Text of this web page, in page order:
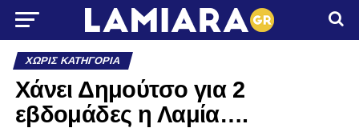
ΧΩΡΊΣ ΚΑΤΗΓΟΡΊΑ
Χάνει Δημούτσο για 2
εβδομάδες η Λαμία….